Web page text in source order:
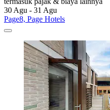
30 Agu - 31 Agu
Page8, Page Hotels